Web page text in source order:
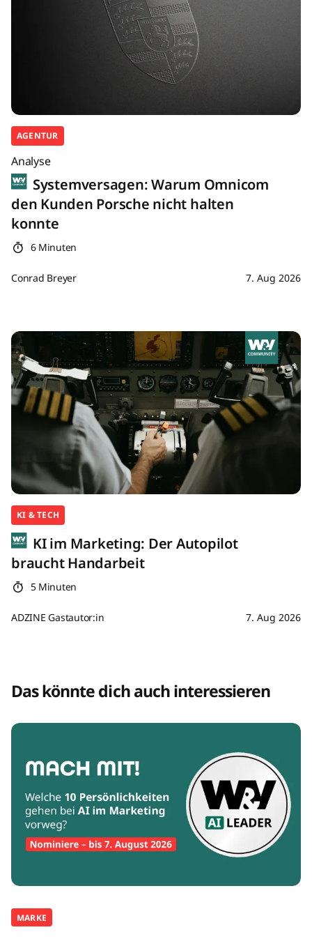
AGENTUR
Analyse
Systemversagen: Warum Omnicom
den Kunden Porsche nicht halten
konnte
6 Minuten
Conrad Breyer 7. Aug 2026
KI & TECH
KI im Marketing: Der Autopilot
braucht Handarbeit
5 Minuten
ADZINE Gastautor:in 7. Aug 2026
Das könnte dich auch interessieren
MARKE